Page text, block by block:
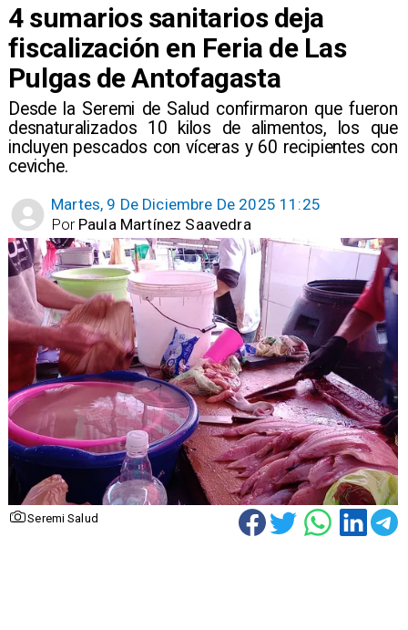
4 sumarios sanitarios deja
fiscalización en Feria de Las
Pulgas de Antofagasta
Desde la Seremi de Salud confirmaron que fueron
desnaturalizados 10 kilos de alimentos, los que
incluyen pescados con víceras y 60 recipientes con
ceviche.
Martes, 9 De Diciembre De 2025 11:25
Paula Martínez Saavedra
Por
Seremi Salud